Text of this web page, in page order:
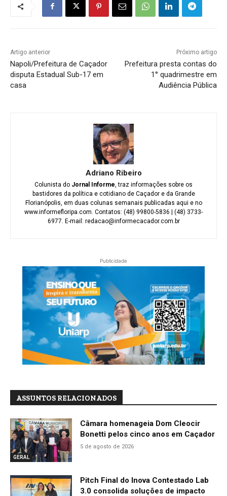
Artigo anterior
Napoli/Prefeitura de Caçador
disputa Estadual Sub-17 em
casa
Próximo artigo
Prefeitura presta contas do
1° quadrimestre em
Audiência Pública
Adriano Ribeiro
Colunista do Jornal Informe , traz informações sobre os
bastidores da política e cotidiano de Caçador e da Grande
Florianópolis, em duas colunas semanais publicadas aqui e no
www.informefloripa.com. Contatos: (48) 99800-5836 | (48) 3733-
6977. E-mail: redacao@informecacador.com.br
Publicidade
ASSUNTOS RELACIONADOS
GERAL
Câmara homenageia Dom Cleocir
Bonetti pelos cinco anos em Caçador
5 de agosto de 2026
Pitch Final do Inova Contestado Lab
3.0 consolida soluções de impacto